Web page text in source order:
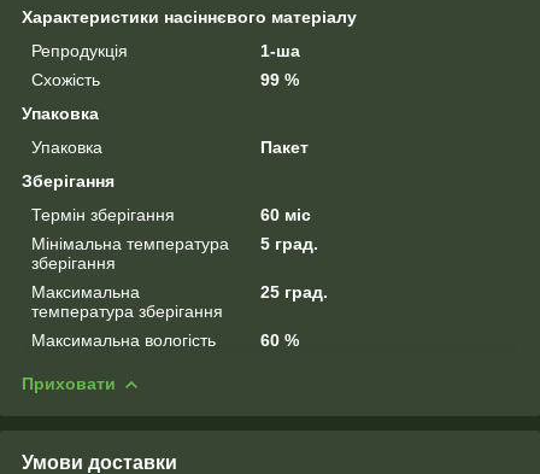
Характеристики насіннєвого матеріалу
Репродукція
1-ша
Схожість
99 %
Упаковка
Упаковка
Пакет
Зберігання
Термін зберігання
60 міс
Мінімальна температура
зберігання
5 град.
Максимальна
температура зберігання
25 град.
Максимальна вологість 60 %
Приховати
Умови доставки